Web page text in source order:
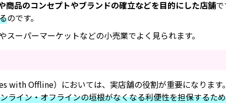
商品のコンセプトやブランドの確立などを目的にした店舗で
のです。
ーパーマーケットなどの小売業でよく見られます。
with Offline）においては、実店舗の役割が重要になりま
ライン・オフラインの垣根がなくなる利便性を担保するた